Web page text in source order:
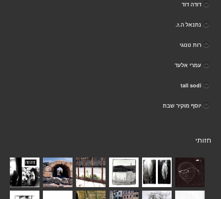
דודה דוד
נתנאל ה.ז.
רות טנוגי
עמרי אלעד
tali sodi
יוסף מוקיר שבת
חזותי